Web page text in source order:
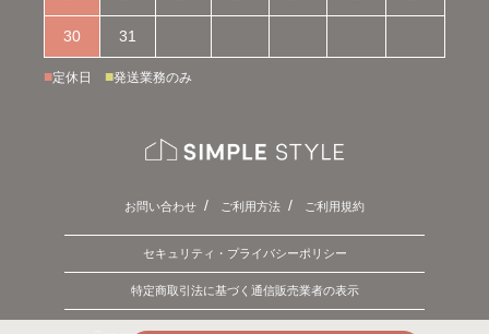
30 31
■定休日 ■発送業務のみ
お問い合わせ ご利用方法 ご利用規約
セキュリティ・プライバシーポリシー
特定商取引法に基づく通信販売業者の表示